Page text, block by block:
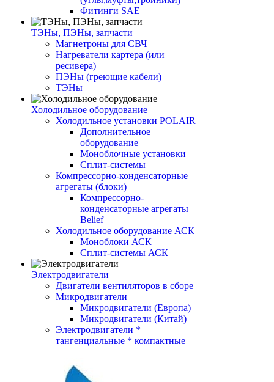
Фитинги SAE
ТЭНы, ПЭНы, запчасти
Магнетроны для СВЧ
Нагреватели картера (или
ресивера)
ПЭНы (греющие кабели)
ТЭНы
Холодильное оборудование
Холодильное установки POLAIR
Дополнительное
оборудование
Моноблочные установки
Сплит-системы
Компрессорно-конденсаторные
агрегаты (блоки)
Компрессорно-
конденсаторные агрегаты
Belief
Холодильное оборудование АСК
Моноблоки АСК
Сплит-системы АСК
Электродвигатели
Двигатели вентиляторов в сборе
Микродвигатели
Микродвигатели (Европа)
Микродвигатели (Китай)
Электродвигатели *
тангенциальные * компактные